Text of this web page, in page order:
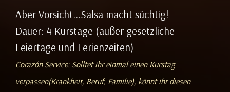
Aber Vorsicht...Salsa macht süchtig!
Dauer: 4 Kurstage (außer gesetzliche
Feiertage und Ferienzeiten)
Corazón Service: Solltet ihr einmal einen Kurstag
verpassen(Krankheit, Beruf, Familie), könnt ihr diesen